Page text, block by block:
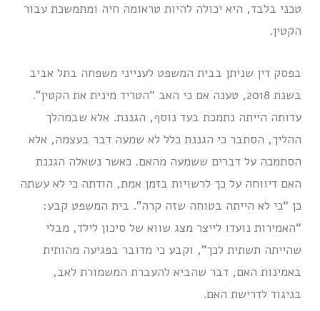
טכני בלבד, היא יכולה להיות טראומה חיה ומתמשכת עבור
הקטין.
בפסק דין שניתן בבית המשפט לענייני משפחה בתל אביב
בשנת 2018, טענה אם כי האב “הטריד מינית את הקטין”.
עדותה הייתה נתמכת בעד נוסף, הגננת. אלא שבמהלך
ההליך, הסתבר כי הגננת כלל לא שמעה דבר בעצמה, אלא
הסתמכה על דברים ששמעה מהאם. כאשר נשאלה הגננת
האם דיווחה על כך לרשויות בזמן אמת, הודתה כי לא עשתה
כן “כי לא הייתה בטוחה שזה קרה”. בית המשפט קבע:
“האמירות נועדו לייצר מצג שווא של סיכון לילד, מבלי
שהייתה תשתית לכך”, וקבע כי מדובר בפגיעה מהותית
באמינות האם, דבר שהביא להעברת המשמורת לאב,
בניגוד לדרישת האם.